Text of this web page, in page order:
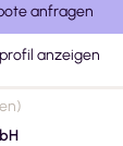
anfragen
anzeigen
)